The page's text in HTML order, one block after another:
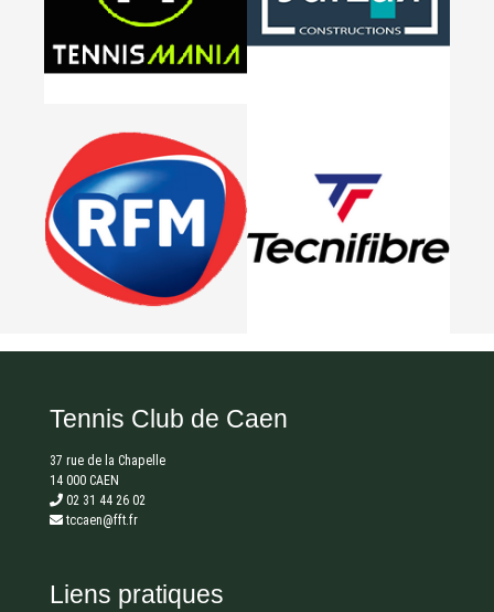
Tennis Club de Caen
37 rue de la Chapelle
14 000 CAEN
02 31 44 26 02
tccaen@fft.fr
Liens pratiques